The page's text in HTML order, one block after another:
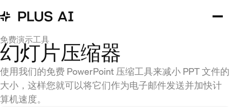
免费演示工具
幻灯片压缩器
使用我们的免费 PowerPoint 压缩工具来减小 PPT 文件的
大小，这样您就可以将它们作为电子邮件发送并加快计
算机速度。